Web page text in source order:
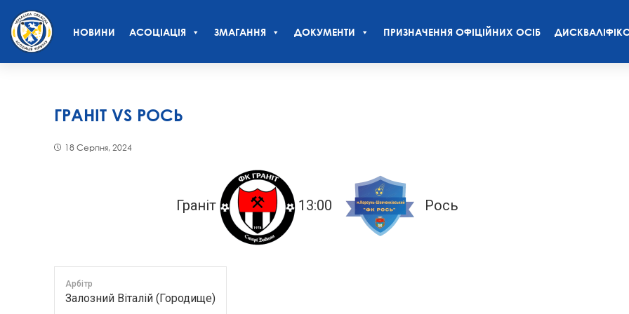
НОВИНИ АСОЦІАЦІЯ ЗМАГАННЯ ДОКУМЕНТИ ПРИЗНАЧЕННЯ ОФІЦІЙНИХ ОСІБ
ГРАНІТ VS РОСЬ
18 Серпня, 2024
Граніт 13:00 Рось
Арбітр
Залозний Віталій (Городище)